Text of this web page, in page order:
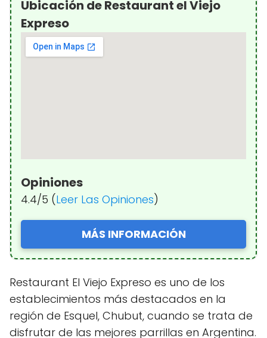
Ubicación de Restaurant el Viejo
Expreso
Opiniones
4.4/5 (Leer Las Opiniones)
MÁS INFORMACIÓN
Restaurant El Viejo Expreso es uno de los
establecimientos más destacados en la
región de Esquel, Chubut, cuando se trata de
disfrutar de las mejores parrillas en Argentina.